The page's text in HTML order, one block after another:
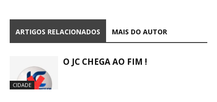
ARTIGOS RELACIONADOS MAIS DO AUTOR
CIDADE
O JC CHEGA AO FIM !